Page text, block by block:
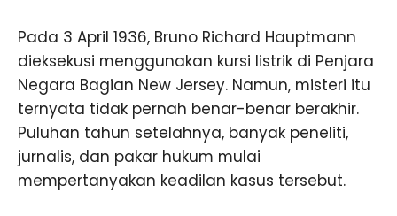
Pada 3 April 1936, Bruno Richard Hauptmann
dieksekusi menggunakan kursi listrik di Penjara
Negara Bagian New Jersey. Namun, misteri itu
ternyata tidak pernah benar-benar berakhir.
Puluhan tahun setelahnya, banyak peneliti,
jurnalis, dan pakar hukum mulai
mempertanyakan keadilan kasus tersebut.